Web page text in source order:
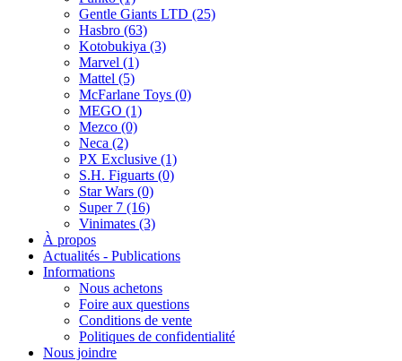
Gentle Giants LTD (25)
Hasbro (63)
Kotobukiya (3)
Marvel (1)
Mattel (5)
McFarlane Toys (0)
MEGO (1)
Mezco (0)
Neca (2)
PX Exclusive (1)
S.H. Figuarts (0)
Star Wars (0)
Super 7 (16)
Vinimates (3)
À propos
Actualités - Publications
Informations
Nous achetons
Foire aux questions
Conditions de vente
Politiques de confidentialité
Nous joindre